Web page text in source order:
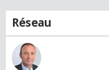
Réseau